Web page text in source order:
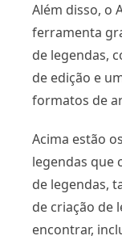
Além disso, o
ferramenta
de legendas,
de edição e
formatos de
Acima estão
legendas que
de legendas,
de criação de
encontrar,